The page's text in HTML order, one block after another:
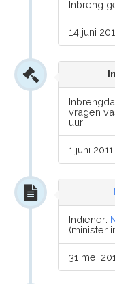
Inbreng
14 juni
vragen
uur
1 juni 2011
Indiener:
(minister
31 mei